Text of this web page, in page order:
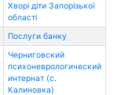
Хворі діти Запорізької
області
Послуги банку
Черниговский
психоневрологический
интернат (с.
Калиновка)